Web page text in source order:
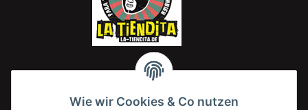
Wie wir Cookies & Co nutzen